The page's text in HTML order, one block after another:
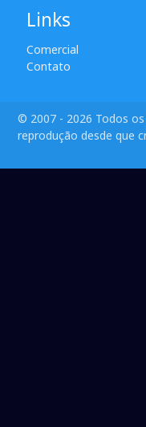
Links
Comercial
Contato
© 2007 - 2026 Todos
reprodução desde que